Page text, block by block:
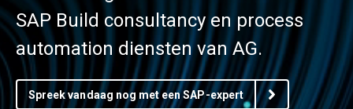
SAP Build consultancy en process
automation diensten van AG.
Spreek vandaag nog met een SAP-expert